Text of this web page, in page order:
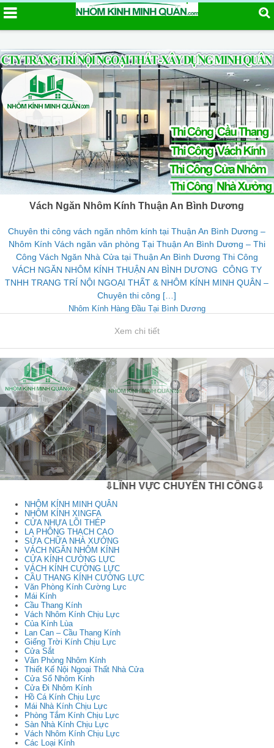
Vách Ngăn Nhôm Kính Thuận An Bình Dương
Chuyên thi công vách ngăn nhôm kính tại Thuận An Bình Dương –
Nhôm Kính Vách ngăn văn phòng Tại Thuận An Bình Dương – Thi
Công Vách Ngăn Nhà Cửa tại Thuận An Bình Dương Thi Công
VÁCH NGĂN NHÔM KÍNH THUẬN AN BÌNH DƯƠNG CÔNG TY
TNHH TRANG TRÍ NỘI NGOẠI THẤT & NHÔM KÍNH MINH QUÂN –
Chuyên thi công […]
Nhôm Kính Hàng Đầu Tại Bình Dương
Xem chi tiết
⇩LĨNH VỰC CHUYÊN THI CÔNG⇩
NHÔM KÍNH MINH QUÂN
NHÔM KÍNH XINGFA
CỬA NHỰA LÕI THÉP
LA PHÔNG THẠCH CAO
SỬA CHỮA NHÀ XƯỞNG
VÁCH NGĂN NHÔM KÍNH
CỬA KÍNH CƯỜNG LỰC
VÁCH KÍNH CƯỜNG LỰC
CẦU THANG KÍNH CƯỜNG LỰC
Văn Phòng Kính Cường Lực
Mái Kính
Cầu Thang Kính
Vách Nhôm Kính Chịu Lực
Của Kính Lùa
Lan Can – Cầu Thang Kính
Giếng Trời Kính Chịu Lực
Cửa Sắt
Văn Phòng Nhôm Kính
Thiết Kế Nội Ngoại Thất Nhà Cửa
Cửa Sổ Nhôm Kính
Cửa Đi Nhôm Kính
Hồ Cá Kính Chịu Lực
Mái Nhà Kính Chịu Lực
Phòng Tắm Kính Chịu Lực
Sàn Nhà Kính Chịu Lực
Vách Nhôm Kính Chịu Lực
Các Loại Kính